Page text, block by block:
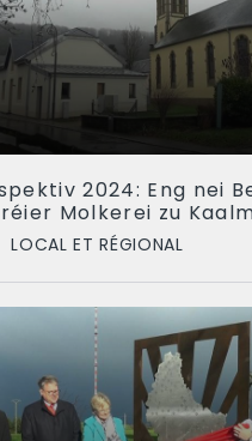
2024: Eng nei
Molkerei zu
LOCAL ET RÉGIONAL